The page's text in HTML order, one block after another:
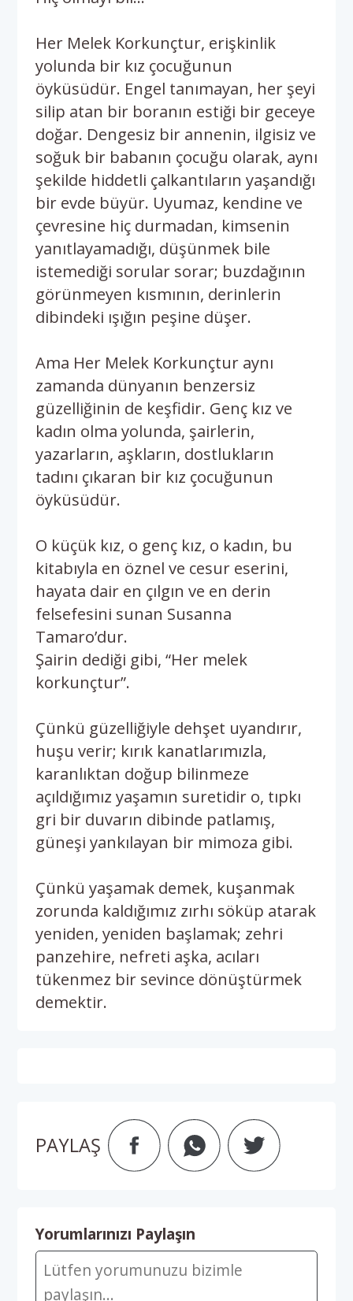
Her Melek Korkunçtur, erişkinlik
yolunda bir kız çocuğunun
öyküsüdür. Engel tanımayan, her şeyi
silip atan bir boranın estiği bir geceye
doğar. Dengesiz bir annenin, ilgisiz ve
soğuk bir babanın çocuğu olarak, aynı
şekilde hiddetli çalkantıların yaşandığı
bir evde büyür. Uyumaz, kendine ve
çevresine hiç durmadan, kimsenin
yanıtlayamadığı, düşünmek bile
istemediği sorular sorar; buzdağının
görünmeyen kısmının, derinlerin
dibindeki ışığın peşine düşer.
Ama Her Melek Korkunçtur aynı
zamanda dünyanın benzersiz
güzelliğinin de keşfidir. Genç kız ve
kadın olma yolunda, şairlerin,
yazarların, aşkların, dostlukların
tadını çıkaran bir kız çocuğunun
öyküsüdür.
O küçük kız, o genç kız, o kadın, bu
kitabıyla en öznel ve cesur eserini,
hayata dair en çılgın ve en derin
felsefesini sunan Susanna
Tamaro’dur.
Şairin dediği gibi, “Her melek
korkunçtur”.
Çünkü güzelliğiyle dehşet uyandırır,
huşu verir; kırık kanatlarımızla,
karanlıktan doğup bilinmeze
açıldığımız yaşamın suretidir o, tıpkı
gri bir duvarın dibinde patlamış,
güneşi yankılayan bir mimoza gibi.
Çünkü yaşamak demek, kuşanmak
zorunda kaldığımız zırhı söküp atarak
yeniden, yeniden başlamak; zehri
panzehire, nefreti aşka, acıları
tükenmez bir sevince dönüştürmek
demektir.
PAYLAŞ
Yorumlarınızı Paylaşın